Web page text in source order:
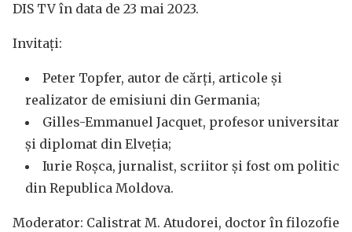
DIS TV în data de 23 mai 2023.
Invitați:
Peter Topfer, autor de cărți, articole și
realizator de emisiuni din Germania;
Gilles-Emmanuel Jacquet, profesor universitar
și diplomat din Elveția;
Iurie Roșca, jurnalist, scriitor și fost om politic
din Republica Moldova.
Moderator: Calistrat M. Atudorei, doctor în filozofie